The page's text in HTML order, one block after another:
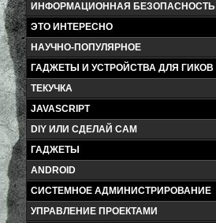
ИНФОРМАЦИОННАЯ БЕЗОПАСНОСТЬ
ЭТО ИНТЕРЕСНО
НАУЧНО-ПОПУЛЯРНОЕ
ГАДЖЕТЫ И УСТРОЙСТВА ДЛЯ ГИКОВ
ТЕКУЧКА
JAVASCRIPT
DIY ИЛИ СДЕЛАЙ САМ
ГАДЖЕТЫ
ANDROID
СИСТЕМНОЕ АДМИНИСТРИРОВАНИЕ
УПРАВЛЕНИЕ ПРОЕКТАМИ